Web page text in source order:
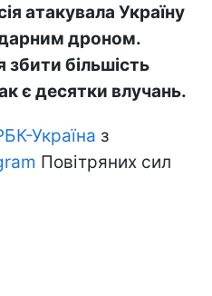
атакувала Україну
дроном.
більшість
є десятки влучань.
Україна з
Повітряних сил